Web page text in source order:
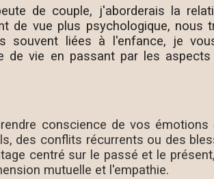
de couple, j'aborderais la
de vue plus psychologique, nous
souvent liées à l'enfance, je
de vie en passant par les
conscience de vos
des conflits récurrents ou des
centré sur le passé et le
mutuelle et l'empathie.